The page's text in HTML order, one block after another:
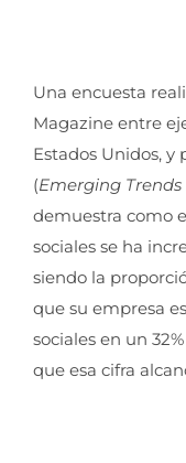
Una encuesta
Magazine entre
Estados Unidos,
(Emerging
demuestra como
sociales se ha
siendo la
que su empresa
sociales en un
que esa cifra